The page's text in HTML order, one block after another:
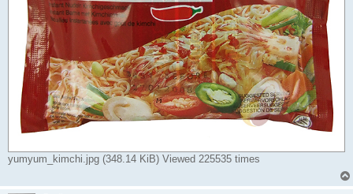
yumyum_kimchi.jpg (348.14 KiB) Viewed 225535 times